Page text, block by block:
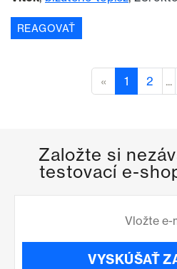
REAGOVAŤ
« 1 2 ...
Založte si
testovací e-
VYSKÚŠAŤ